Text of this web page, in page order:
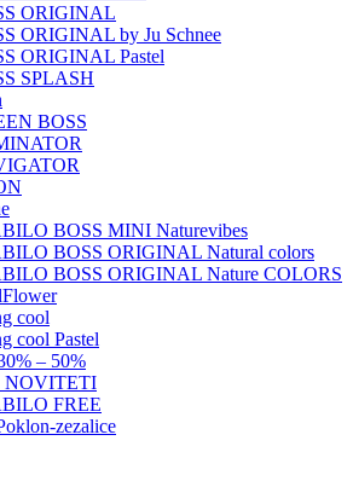
ORIGINAL
ORIGINAL by Ju Schnee
ORIGINAL Pastel
SPLASH
BOSS
BOSS MINI Naturevibes
BOSS ORIGINAL Natural colors
BOSS ORIGINAL Nature COLORS
cool
cool Pastel
– 50%
NOVITETI
FREE
zezalice